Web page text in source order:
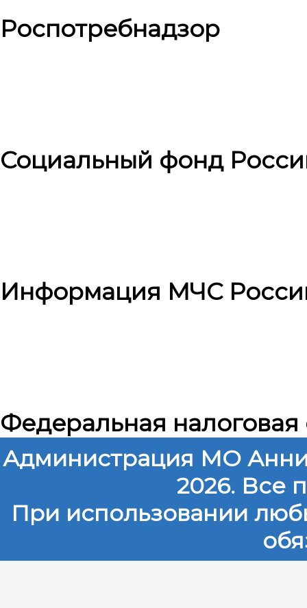
Роспотребнадзор
Социальный фонд
Информация МЧС
Федеральная налоговая
Администрация МО
2026. Все
При использовании